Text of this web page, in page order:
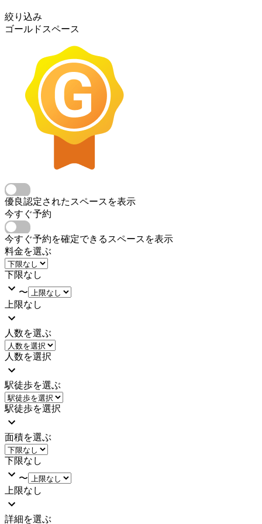
絞り込み
ゴールドスペース
優良認定されたスペースを表示
今すぐ予約
今すぐ予約を確定できるスペースを表示
料金を選ぶ
下限なし
〜
上限なし
人数を選ぶ
人数を選択
駅徒歩を選ぶ
駅徒歩を選択
面積を選ぶ
下限なし
〜
上限なし
詳細を選ぶ